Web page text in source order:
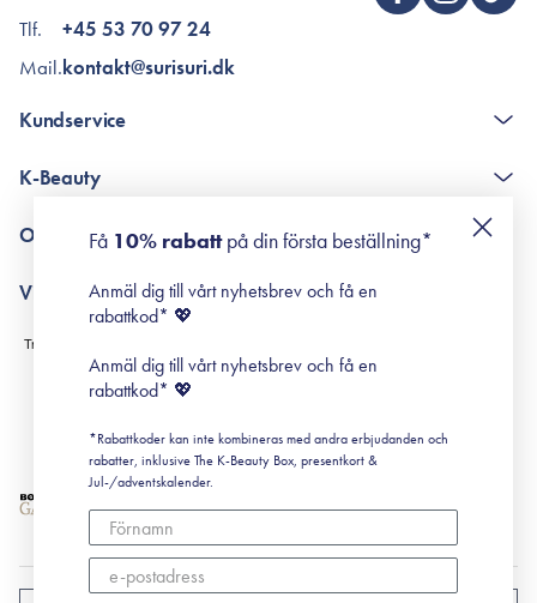
Tlf.
Mail.
+45 53 70 97 24
kontakt@surisuri.dk
Kundservice
Poängshop - frågor och svar
K-Beauty
Retinol för nybörjare
Om Surisuri
Black Friday
Villkor
Leverans & Retur
Köpvillkor
Prenumerationsvillkor
Cookiepolicy
Få 10% rabattpå din första beställning*
Anmäl dig till vårt nyhetsbrev och få en
rabattkod* 💖
Anmäl dig till vårt nyhetsbrev och få en
rabattkod* 💖
*Rabattkoder kan inte kombineras med andra erbjudanden och
rabatter, inklusive The K-Beauty Box, presentkort &
Jul-/adventskalender.